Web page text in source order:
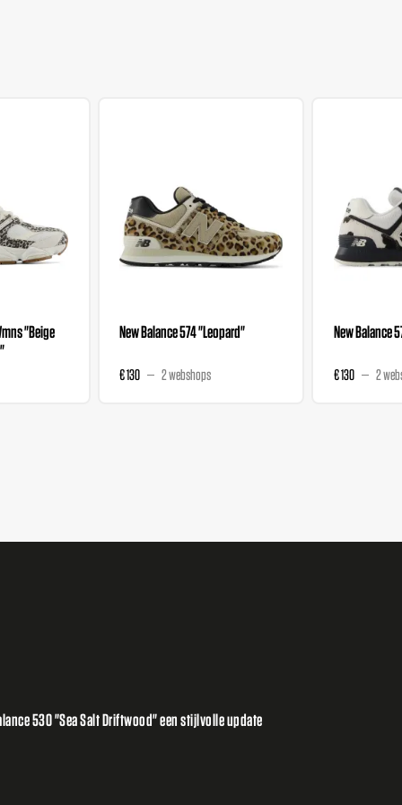
"Beige
New Balance 574 "Leopard"
€ 130 2 webshops
New Balance
€ 130 2
530 "Sea Salt Driftwood" een stijlvolle update